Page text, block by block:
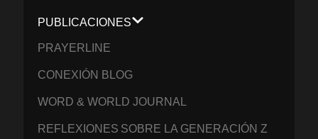
PUBLICACIONES
PRAYERLINE
CONEXIÓN BLOG
WORD & WORLD JOURNAL
REFLEXIONES SOBRE LA GENERACIÓN Z